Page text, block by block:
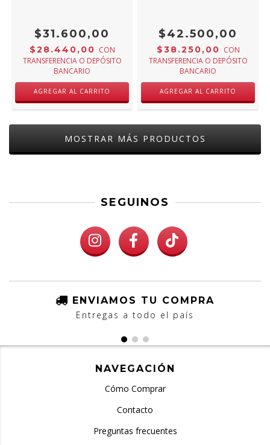
$31.600,00
$28.440,00 CON
TRANSFERENCIA O DEPÓSITO
BANCARIO
AGREGAR AL CARRITO
$42.500,00
$38.250,00 CON
TRANSFERENCIA O DEPÓSITO
BANCARIO
AGREGAR AL CARRITO
MOSTRAR MÁS PRODUCTOS
SEGUINOS
ENVIAMOS TU COMPRA
Entregas a todo el país
NAVEGACIÓN
Cómo Comprar
Contacto
Preguntas frecuentes